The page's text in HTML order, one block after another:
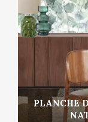
PLANCHE